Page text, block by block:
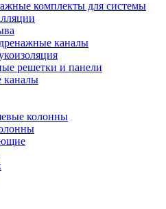
комплекты для системы
каналы
решетки и панели
каналы
колонны